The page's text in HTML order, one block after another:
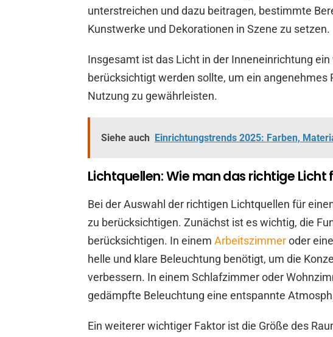
unterstreichen und dazu beitragen, bestimmte
Kunstwerke und Dekorationen in Szene zu setzen.
Insgesamt ist das Licht in der Inneneinrichtung
berücksichtigt werden sollte, um ein angenehmes
Nutzung zu gewährleisten.
Siehe auch Einrichtungstrends 2025: Farben,
Lichtquellen: Wie man das richtige
Bei der Auswahl der richtigen Lichtquellen für
zu berücksichtigen. Zunächst ist es wichtig, die
berücksichtigen. In einem Arbeitszimmeroder
helle und klare Beleuchtung benötigt, um die
verbessern. In einem Schlafzimmer oder
gedämpfte Beleuchtung eine entspannte
Ein weiterer wichtiger Faktor ist die Größe des